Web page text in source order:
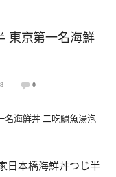
東京第一名海鮮
0
日本橋海鮮丼つじ半